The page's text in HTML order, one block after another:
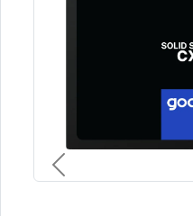
Previous